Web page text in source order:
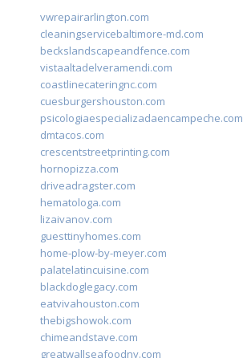
vwrepairarlington.com
cleaningservicebaltimore-md.com
beckslandscapeandfence.com
vistaaltadelveramendi.com
coastlinecateringnc.com
cuesburgershouston.com
psicologiaespecializadaencampeche.com
dmtacos.com
crescentstreetprinting.com
hornopizza.com
driveadragster.com
hematologa.com
lizaivanov.com
guesttinyhomes.com
home-plow-by-meyer.com
palatelatincuisine.com
blackdoglegacy.com
eatvivahouston.com
thebigshowok.com
chimeandstave.com
greatwallseafoodny.com